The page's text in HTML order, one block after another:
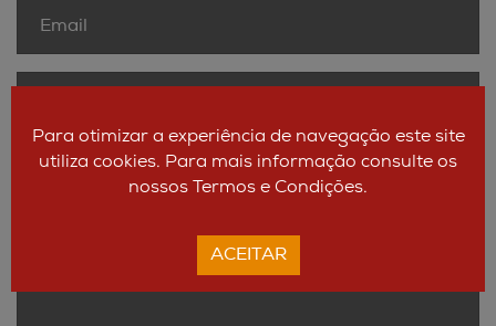
Para otimizar a experiência de navegação este site
utiliza cookies. Para mais informação consulte os
nossos Termos e Condições.
ACEITAR